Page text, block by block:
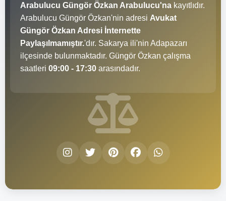
Arabulucu Güngör Özkan Arabulucu'na kayıtlıdır.
Arabulucu Güngör Özkan'nin adresi Avukat
Güngör Özkan Adresi İnternette
Paylaşılmamıştır.'dır. Sakarya ili'nin Adapazarı
ilçesinde bulunmaktadır. Güngör Özkan çalışma
saatleri 09:00 - 17:30 arasındadır.